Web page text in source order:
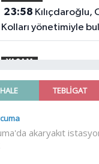
23:58
Kolları yönetimiyle
YAŞAM
23:54Arabesk
23:41Menderes Belediye Başkanı